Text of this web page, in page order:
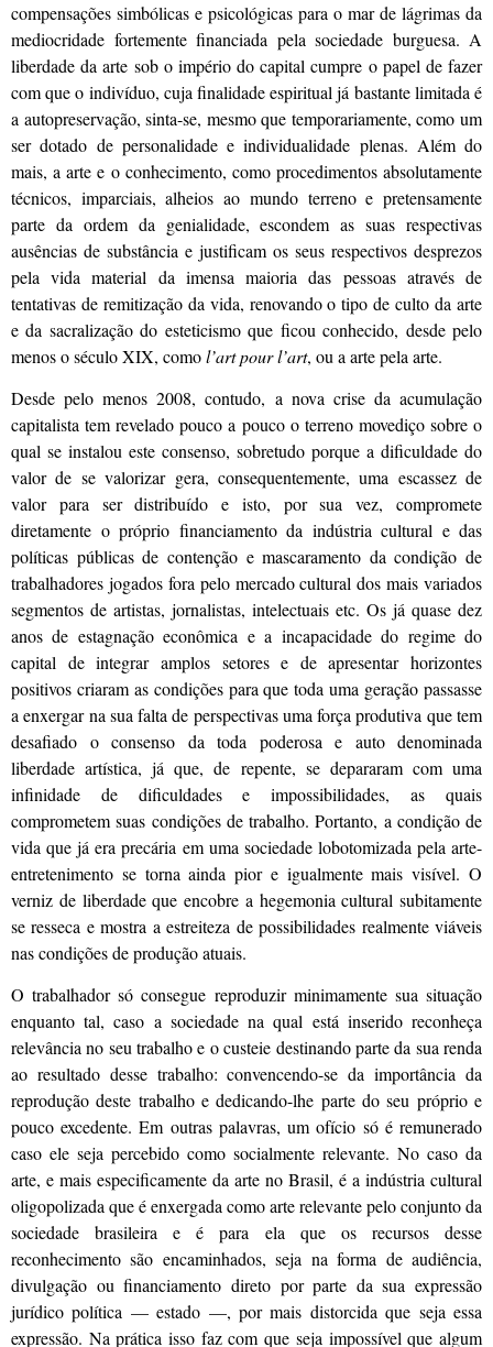
compensações simbólicas e psicológicas para o mar de lágrimas da
mediocridade fortemente financiada pela sociedade burguesa. A
liberdade da arte sob o império do capital cumpre o papel de fazer
com que o indivíduo, cuja finalidade espiritual já bastante limitada é
a autopreservação, sinta-se, mesmo que temporariamente, como um
ser dotado de personalidade e individualidade plenas. Além do
mais, a arte e o conhecimento, como procedimentos absolutamente
técnicos, imparciais, alheios ao mundo terreno e pretensamente
parte da ordem da genialidade, escondem as suas respectivas
ausências de substância e justificam os seus respectivos desprezos
pela vida material da imensa maioria das pessoas através de
tentativas de remitização da vida, renovando o tipo de culto da arte
e da sacralização do esteticismo que ficou conhecido, desde pelo
menos o século XIX, comol’art pour l’art, ou a arte pela arte.
Desde pelo menos 2008, contudo, a nova crise da acumulação
capitalista tem revelado pouco a pouco o terreno movediço sobre o
qual se instalou este consenso, sobretudo porque a dificuldade do
valor de se valorizar gera, consequentemente, uma escassez de
valor para ser distribuído e isto, por sua vez, compromete
diretamente o próprio financiamento da indústria cultural e das
políticas públicas de contenção e mascaramento da condição de
trabalhadores jogados fora pelo mercado cultural dos mais variados
segmentos de artistas, jornalistas, intelectuais etc. Os já quase dez
anos de estagnação econômica e a incapacidade do regime do
capital de integrar amplos setores e de apresentar horizontes
positivos criaram as condições para que toda uma geração passasse
a enxergar na sua falta de perspectivas uma força produtiva que tem
desafiado o consenso da toda poderosa e auto denominada
liberdade artística, já que, de repente, se depararam com uma
infinidade de dificuldades e impossibilidades, as quais
comprometem suas condições de trabalho. Portanto, a condição de
vida que já era precária em uma sociedade lobotomizada pela arte-
entretenimento se torna ainda pior e igualmente mais visível. O
verniz de liberdade que encobre a hegemonia cultural subitamente
se resseca e mostra a estreiteza de possibilidades realmente viáveis
nas condições de produção atuais.
O trabalhador só consegue reproduzir minimamente sua situação
enquanto tal, caso a sociedade na qual está inserido reconheça
relevância no seu trabalho e o custeie destinando parte da sua renda
ao resultado desse trabalho: convencendo-se da importância da
reprodução deste trabalho e dedicando-lhe parte do seu próprio e
pouco excedente. Em outras palavras, um ofício só é remunerado
caso ele seja percebido como socialmente relevante. No caso da
arte, e mais especificamente da arte no Brasil, é a indústria cultural
oligopolizada que é enxergada como arte relevante pelo conjunto da
sociedade brasileira e é para ela que os recursos desse
reconhecimento são encaminhados, seja na forma de audiência,
divulgação ou financiamento direto por parte da sua expressão
jurídico política — estado —, por mais distorcida que seja essa
expressão. Na prática isso faz com que seja impossível que algum